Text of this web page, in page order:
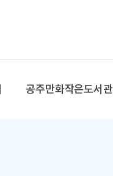
공주만화작은도서관